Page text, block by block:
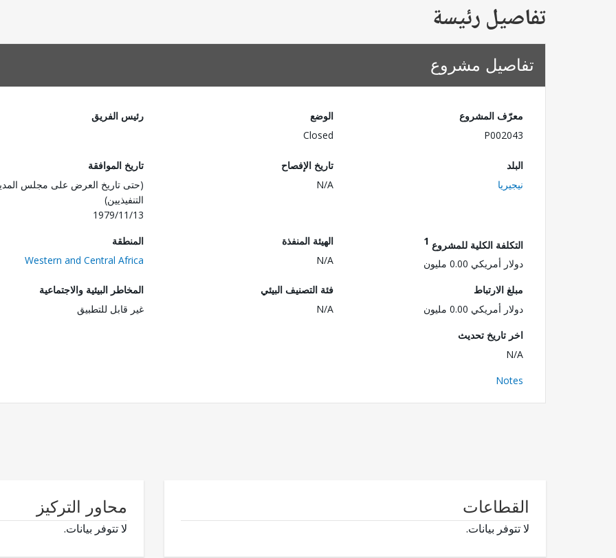
تفاصيل رئيسة
تفاصيل مشروع
معرّف المشروع
P002043
الوضع
Closed
رئيس الفريق
البلد
نيجيريا
تاريخ الإفصاح
N/A
تاريخ الموافقة
(حتى تاريخ العرض على مجلس
التنفيذيين)
1979/11/13
التكلفة الكلية للمشروع 1
دولار أمريكي 0.00 مليون
الهيئة المنفذة
N/A
المنطقة
Western and Central Africa
مبلغ الارتباط
دولار أمريكي 0.00 مليون
فئة التصنيف البيئي
N/A
المخاطر البيئية والاجتماعية
غير قابل للتطبيق
اخر تاريخ تحديث
N/A
Notes
القطاعات
لا تتوفر بيانات.
محاور التركيز
لا تتوفر بيانات.